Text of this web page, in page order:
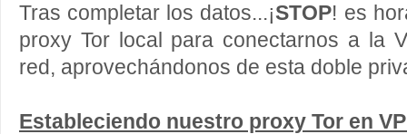
Tras completar los datos...¡STOP! es
proxy Tor local para conectarnos a la
red, aprovechándonos de esta doble
Estableciendo nuestro proxy Tor en